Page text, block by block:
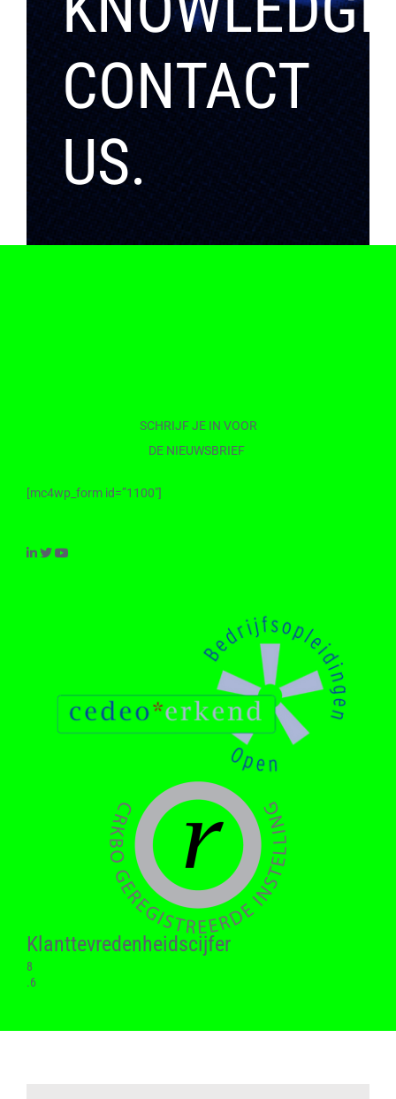
CONTACT
US.
SCHRIJF JE IN VOOR
DE NIEUWSBRIEF
[mc4wp_form id=”1100″]
Klant­tevreden­heids­cijfer
8
.6